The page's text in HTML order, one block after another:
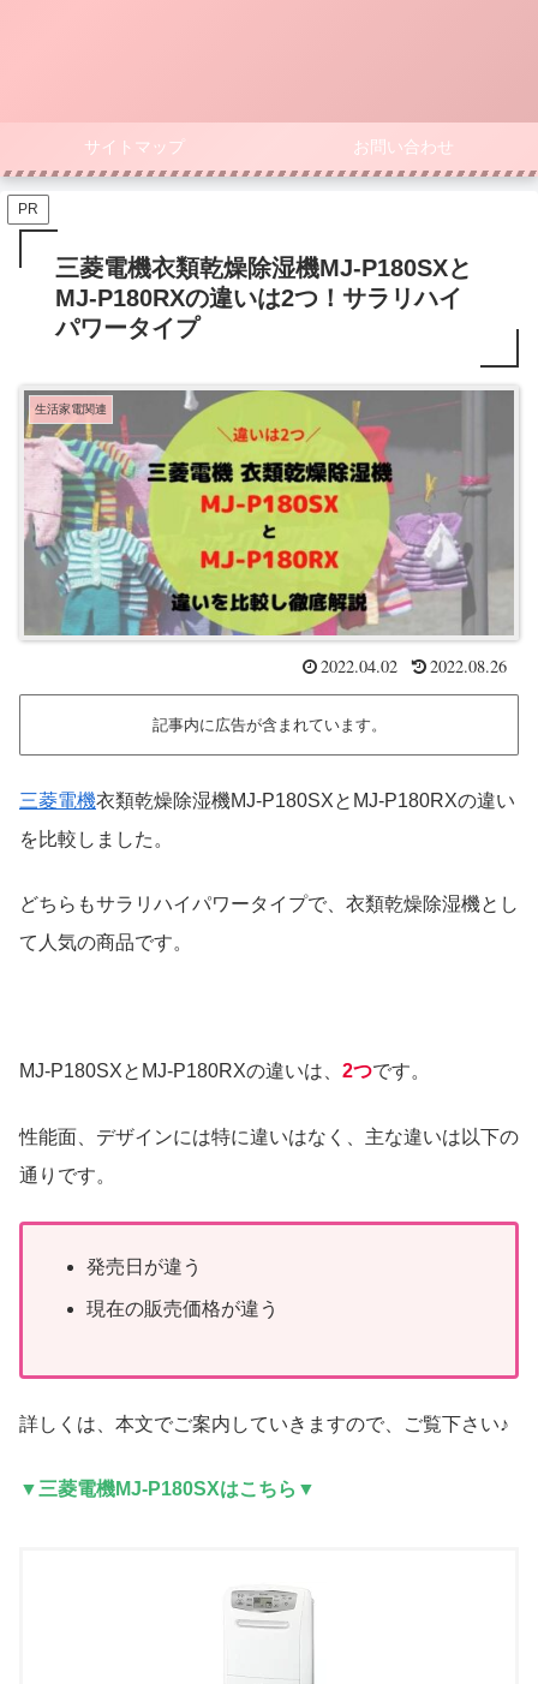
サイトマップ お問い合わせ
PR
三菱電機衣類乾燥除湿機MJ-P180SXと
MJ-P180RXの違いは2つ！サラリハイ
パワータイプ
生活家電関連
2022.04.02 2022.08.26
記事内に広告が含まれています。
三菱電機衣類乾燥除湿機MJ-P180SXとMJ-P180RXの違い
を比較しました。
どちらもサラリハイパワータイプで、衣類乾燥除湿機とし
て人気の商品です。
MJ-P180SXとMJ-P180RXの違いは、 2つです。
性能面、デザインには特に違いはなく、主な違いは以下の
通りです。
発売日が違う
現在の販売価格が違う
詳しくは、本文でご案内していきますので、ご覧下さい♪
▼三菱電機MJ-P180SXはこちら▼